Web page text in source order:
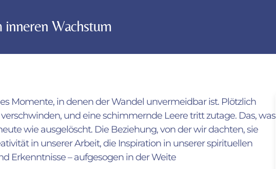
Wachstum
Momente, in denen der Wandel unvermeidbar ist. Plötzlich
und eine schimmernde Leere tritt zutage. Das, was
wie ausgelöscht. Die Beziehung, von der wir dachten, sie
in unserer Arbeit, die Inspiration in unserer spirituellen
Erkenntnisse – aufgesogen in der Weite